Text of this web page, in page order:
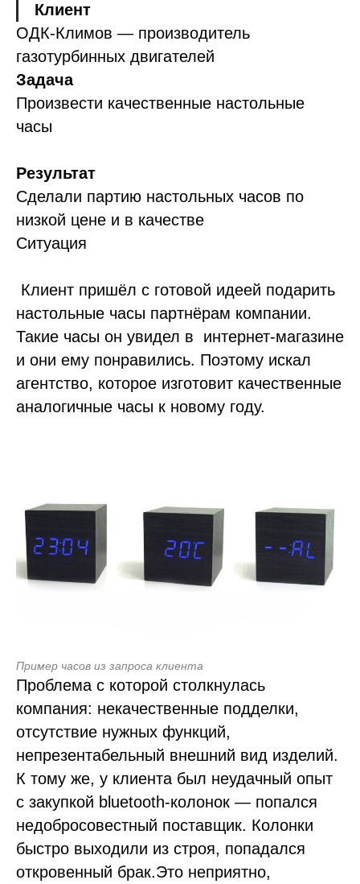
Клиент
ОДК-Климов — производитель
газотурбинных двигателей
Задача
Произвести качественные настольные
часы
Результат
Сделали партию настольных часов по
низкой цене и в качестве
Ситуация
Клиент пришёл с готовой идеей подарить
настольные часы партнёрам компании.
Такие часы он увидел в интернет-магазине
и они ему понравились. Поэтому искал
агентство, которое изготовит качественные
аналогичные часы к новому году.
Пример часов из запроса клиента
Проблема с которой столкнулась
компания: некачественные подделки,
отсутствие нужных функций,
непрезентабельный внешний вид изделий.
К тому же, у клиента был неудачный опыт
с закупкой bluetooth-колонок — попался
недобросовестный поставщик. Колонки
быстро выходили из строя, попадался
откровенный брак.Это неприятно,